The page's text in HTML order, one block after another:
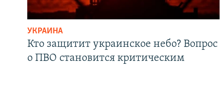
УКРАИНА
Кто защитит украинское небо? Вопрос
о ПВО становится критическим